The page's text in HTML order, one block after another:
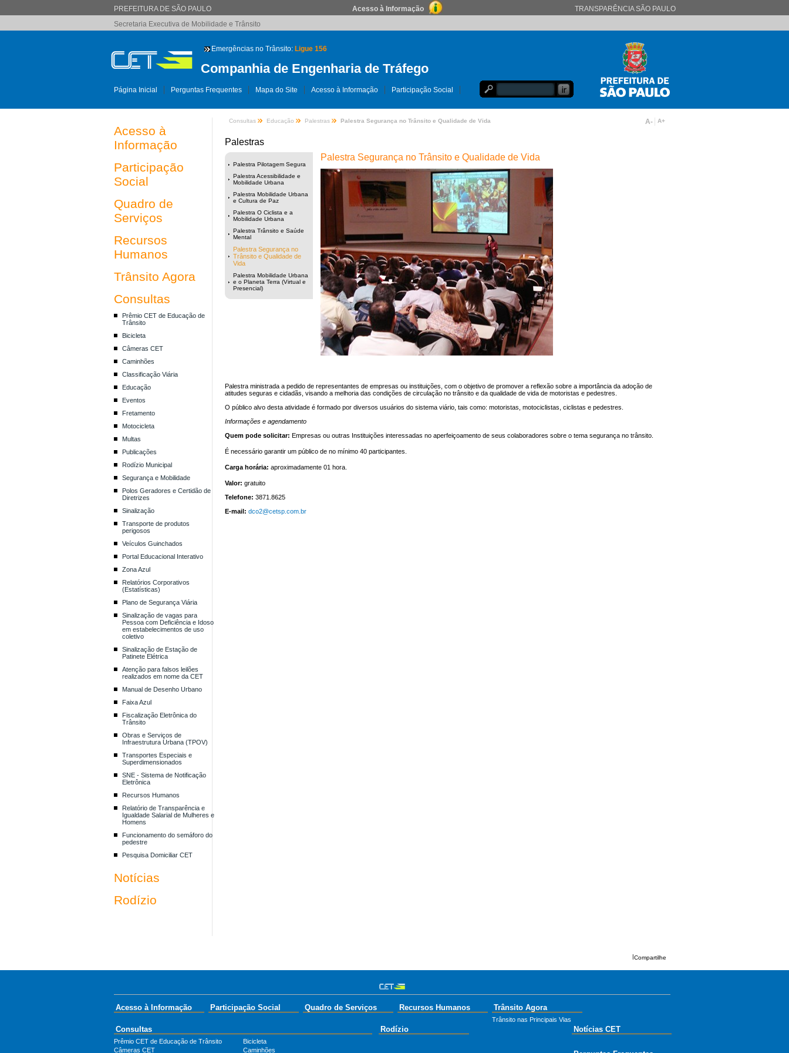
PREFEITURA DE SÃO PAULO Acesso à Informação
TRANSPARÊNCIA SÃO PAULO
Secretaria Executiva de Mobilidade e Trânsito
Emergências no Trânsito: Ligue 156
Companhia de Engenharia de Tráfego
Página Inicial Perguntas Frequentes Mapa do Site Acesso à Informação Participação Social
Acesso à
Informação
Participação
Social
Quadro de
Serviços
Recursos
Humanos
Trânsito Agora
Consultas
Prêmio CET de Educação de
Trânsito
Bicicleta
Câmeras CET
Caminhões
Classificação Viária
Educação
Eventos
Fretamento
Motocicleta
Multas
Publicações
Rodízio Municipal
Segurança e Mobilidade
Polos Geradores e Certidão de
Diretrizes
Sinalização
Transporte de produtos
perigosos
Veículos Guinchados
Portal Educacional Interativo
Zona Azul
Relatórios Corporativos
(Estatísticas)
Plano de Segurança Viária
Sinalização de vagas para
Pessoa com Deficiência e Idoso
em estabelecimentos de uso
coletivo
Sinalização de Estação de
Patinete Elétrica
Atenção para falsos leilões
realizados em nome da CET
Manual de Desenho Urbano
Faixa Azul
Fiscalização Eletrônica do
Trânsito
Obras e Serviços de
Infraestrutura Urbana (TPOV)
Transportes Especiais e
Superdimensionados
SNE - Sistema de Notificação
Eletrônica
Recursos Humanos
Relatório de Transparência e
Igualdade Salarial de Mulheres e
Homens
Funcionamento do semáforo do
pedestre
Pesquisa Domiciliar CET
Notícias
Rodízio
Consultas Educação Palestras Palestra Segurança no Trânsito e Qualidade de Vida A- A+
Palestras
Palestra Pilotagem Segura
Palestra Acessibilidade e
Mobilidade Urbana
Palestra Mobilidade Urbana
e Cultura de Paz
Palestra O Ciclista e a
Mobilidade Urbana
Palestra Trânsito e Saúde
Mental
Palestra Segurança no
Trânsito e Qualidade de
Vida
Palestra Mobilidade Urbana
e o Planeta Terra (Virtual e
Presencial)
Palestra Segurança no Trânsito e Qualidade de Vida
Palestra ministrada a pedido de representantes de empresas ou instituições, com o objetivo de promover a reflexão sobre a importância da adoção de
atitudes seguras e cidadãs, visando a melhoria das condições de circulação no trânsito e da qualidade de vida de motoristas e pedestres.
O público alvo desta atividade é formado por diversos usuários do sistema viário, tais como: motoristas, motociclistas, ciclistas e pedestres.
Informações e agendamento
Quem pode solicitar: Empresas ou outras Instituições interessadas no aperfeiçoamento de seus colaboradores sobre o tema segurança no trânsito.
É necessário garantir um público de no mínimo 40 participantes.
Carga horária: aproximadamente 01 hora.
Valor: gratuito
Telefone: 3871.8625
E-mail: dco2@cetsp.com.br
Compartilhe
|
Acesso à Informação Participação Social Quadro de Serviços Recursos Humanos Trânsito Agora
Trânsito nas Principais Vias
Consultas
Prêmio CET de Educação de Trânsito
Bicicleta
Câmeras CET
Caminhões
Rodízio Notícias CET